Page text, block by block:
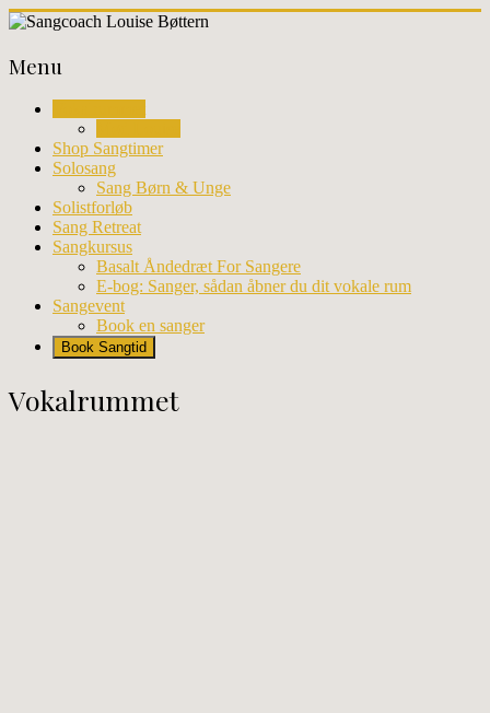
Skip
content
Sangcoach
Louise
Bøttern
Professionel
sangundervisning
København
Menu
Shop Sangtimer
Solosang
Sang Børn & Unge
Solistforløb
Sang Retreat
Sangkursus
Basalt Åndedræt For Sangere
E-bog: Sanger, sådan åbner du dit vokale rum
Sangevent
Book en sanger
Book Sangtid
Vokalrummet